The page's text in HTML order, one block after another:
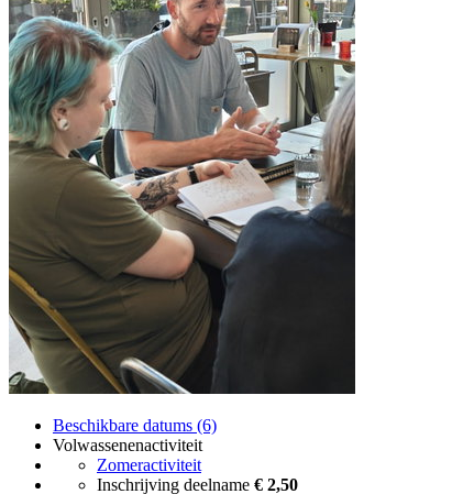
Beschikbare datums (6)
Volwassenenactiviteit
Zomeractiviteit
Inschrijving deelname € 2,50